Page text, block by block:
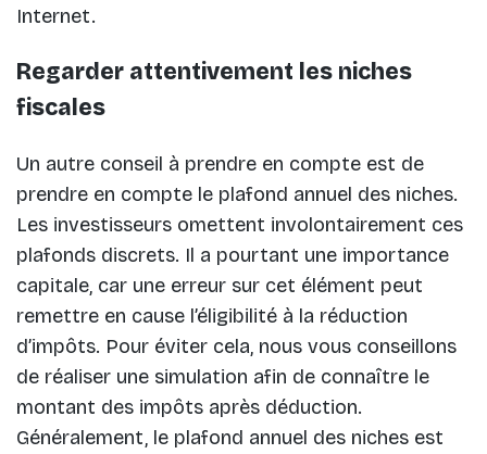
Internet.
Regarder attentivement les niches
fiscales
Un autre conseil à prendre en compte est de
prendre en compte le plafond annuel des niches.
Les investisseurs omettent involontairement ces
plafonds discrets. Il a pourtant une importance
capitale, car une erreur sur cet élément peut
remettre en cause l’éligibilité à la réduction
d’impôts. Pour éviter cela, nous vous conseillons
de réaliser une simulation afin de connaître le
montant des impôts après déduction.
Généralement, le plafond annuel des niches est